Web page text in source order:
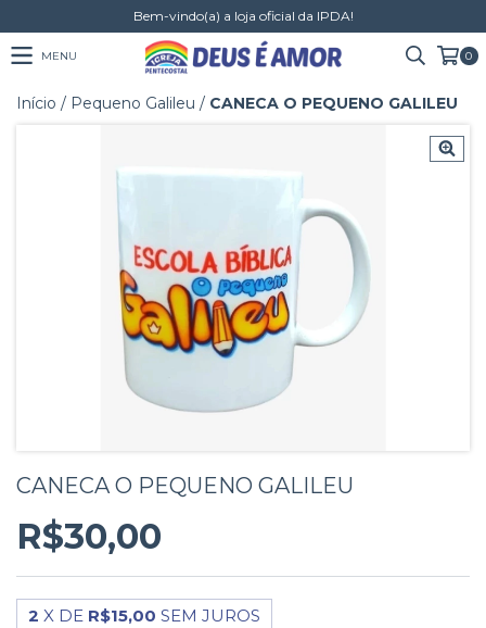
Bem-vindo(a) a loja oficial da IPDA!
MENU 0
Início / Pequeno Galileu / CANECA O PEQUENO GALILEU
CANECA O PEQUENO GALILEU
R$30,00
2 X DE R$15,00 SEM JUROS